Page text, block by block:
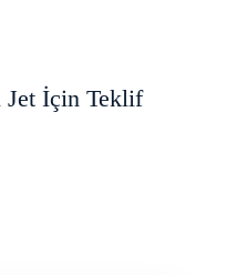
Jet İçin Teklif